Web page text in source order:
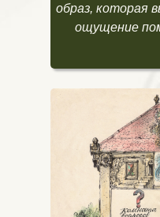
образ, которая
ощущение